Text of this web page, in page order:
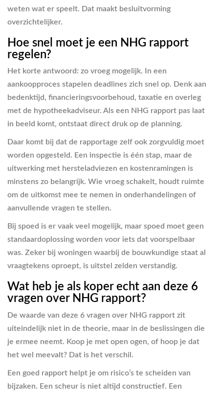
weten wat er speelt. Dat maakt besluitvorming
overzichtelijker.
Hoe snel moet je een NHG rapport
regelen?
Het korte antwoord: zo vroeg mogelijk. In een
aankoopproces stapelen deadlines zich snel op. Denk aan
bedenktijd, financieringsvoorbehoud, taxatie en overleg
met de hypotheekadviseur. Als een NHG rapport pas laat
in beeld komt, ontstaat direct druk op de planning.
Daar komt bij dat de rapportage zelf ook zorgvuldig moet
worden opgesteld. Een inspectie is één stap, maar de
uitwerking met hersteladviezen en kostenramingen is
minstens zo belangrijk. Wie vroeg schakelt, houdt ruimte
om de uitkomst mee te nemen in onderhandelingen of
aanvullende vragen te stellen.
Bij spoed is er vaak veel mogelijk, maar spoed moet geen
standaardoplossing worden voor iets dat voorspelbaar
was. Zeker bij woningen waarbij de bouwkundige staat al
vraagtekens oproept, is uitstel zelden verstandig.
Wat heb je als koper echt aan deze 6
vragen over NHG rapport?
De waarde van deze 6 vragen over NHG rapport zit
uiteindelijk niet in de theorie, maar in de beslissingen die
je ermee neemt. Koop je met open ogen, of hoop je dat
het wel meevalt? Dat is het verschil.
Een goed rapport helpt je om risico’s te scheiden van
bijzaken. Een scheur is niet altijd constructief. Een